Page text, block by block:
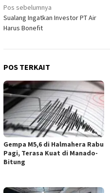
Navigasi
pos
Pos sebelumnya
Sualang Ingatkan Investor PT Air
Harus Bonefit
POS TERKAIT
Gempa M5,6 di Halmahera Rabu
Pagi, Terasa Kuat di Manado-
Bitung